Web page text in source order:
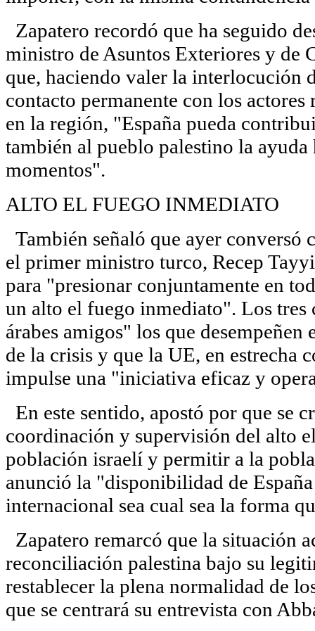
Zapatero recordó que ha seguido
ministro de Asuntos Exteriores y de
que, haciendo valer la interlocución
contacto permanente con los
en la región, "España pueda
también al pueblo palestino la
momentos".
ALTO EL FUEGO INMEDIATO
También señaló que ayer conversó
el primer ministro turco, Recep
para "presionar conjuntamente en
un alto el fuego inmediato". Los tres
árabes amigos" los que
de la crisis y que la UE, en estrecha
impulse una "iniciativa eficaz y
En este sentido, apostó por que se
coordinación y supervisión del alto
población israelí y permitir a la
anunció la "disponibilidad de
internacional sea cual sea la forma
Zapatero remarcó que la situación
reconciliación palestina bajo su
restablecer la plena normalidad de
que se centrará su entrevista con